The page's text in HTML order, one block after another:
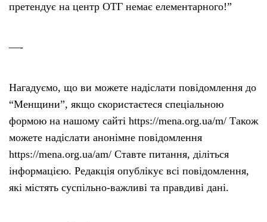
претендує на центр ОТГ немає елементарного!”
—-
Нагадуємо, що ви можете надіслати повідомлення до
“Менщини”, якщо скористаєтеся спеціальною
формою на нашому сайті https://mena.org.ua/m/ Також
можете надіслати анонімне повідомлення
https://mena.org.ua/am/ Ставте питання, діліться
інформацією. Редакція опублікує всі повідомлення,
які містять суспільно-важливі та правдиві дані.